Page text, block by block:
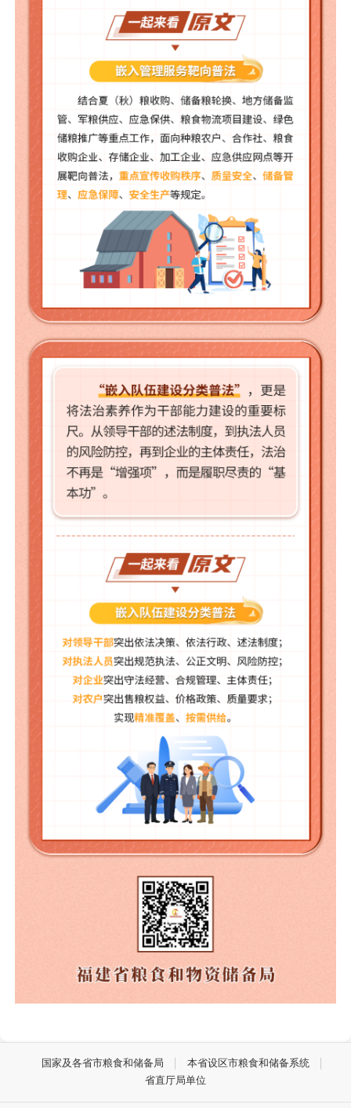
国家及各省市粮食和储备局
本省设区市粮食和储备系统
省直厅局单位